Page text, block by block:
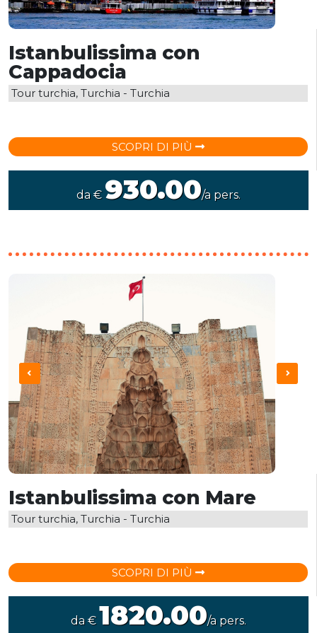
Istanbulissima con
Cappadocia
Tour turchia, Turchia - Turchia
SCOPRI DI PIÙ
da € 930.00/a pers.
Istanbulissima con Mare
Tour turchia, Turchia - Turchia
SCOPRI DI PIÙ
da €1820.00/a pers.